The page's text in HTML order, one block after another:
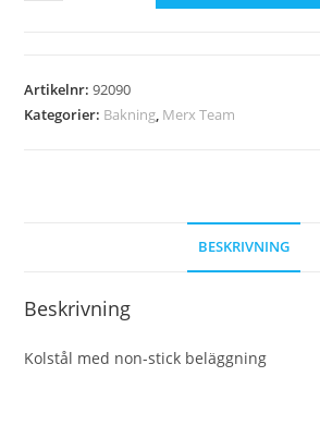
Artikelnr:92090
Kategorier: Bakning, Merx Team
BESKRIVNING
Beskrivning
Kolstål med non-stick beläggning